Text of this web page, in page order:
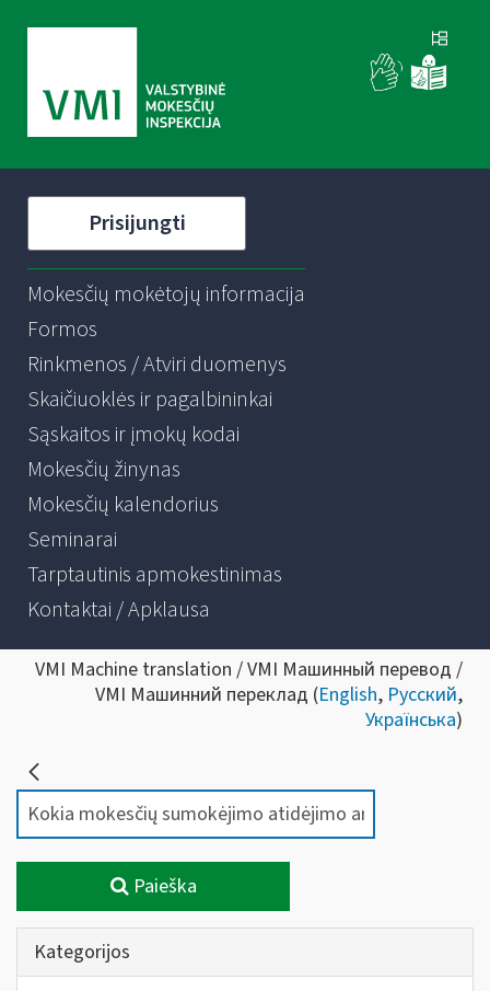
Prisijungti
Mokesčių mokėtojų informacija
Formos
Rinkmenos / Atviri duomenys
Skaičiuoklės ir pagalbininkai
Sąskaitos ir įmokų kodai
Mokesčių žinynas
Mokesčių kalendorius
Seminarai
Tarptautinis apmokestinimas
Kontaktai / Apklausa
VMI Machine translation / VMI Машинный перевод /
VMI Машинний переклад (English, Русский,
Українська)
Paieška
Kategorijos